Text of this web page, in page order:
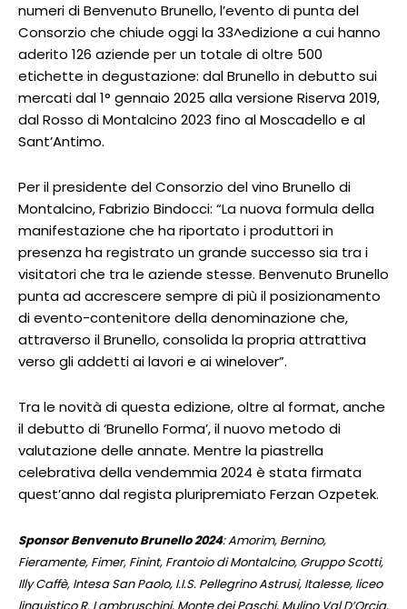
numeri di Benvenuto Brunello, l’evento di punta del
Consorzio che chiude oggi la 33^edizione a cui hanno
aderito 126 aziende per un totale di oltre 500
etichette in degustazione: dal Brunello in debutto sui
mercati dal 1° gennaio 2025 alla versione Riserva 2019,
dal Rosso di Montalcino 2023 fino al Moscadello e al
Sant’Antimo.
Per il presidente del Consorzio del vino Brunello di
Montalcino, Fabrizio Bindocci: “La nuova formula della
manifestazione che ha riportato i produttori in
presenza ha registrato un grande successo sia tra i
visitatori che tra le aziende stesse. Benvenuto Brunello
punta ad accrescere sempre di più il posizionamento
di evento-contenitore della denominazione che,
attraverso il Brunello, consolida la propria attrattiva
verso gli addetti ai lavori e ai winelover”.
Tra le novità di questa edizione, oltre al format, anche
il debutto di ‘Brunello Forma’, il nuovo metodo di
valutazione delle annate. Mentre la piastrella
celebrativa della vendemmia 2024 è stata firmata
quest’anno dal regista pluripremiato Ferzan Ozpetek.
Sponsor Benvenuto Brunello 2024: Amorim, Bernino,
Fieramente, Fimer, Finint, Frantoio di Montalcino, Gruppo Scotti,
Illy Caffè, Intesa San Paolo, I.I.S. Pellegrino Astrusi, Italesse, liceo